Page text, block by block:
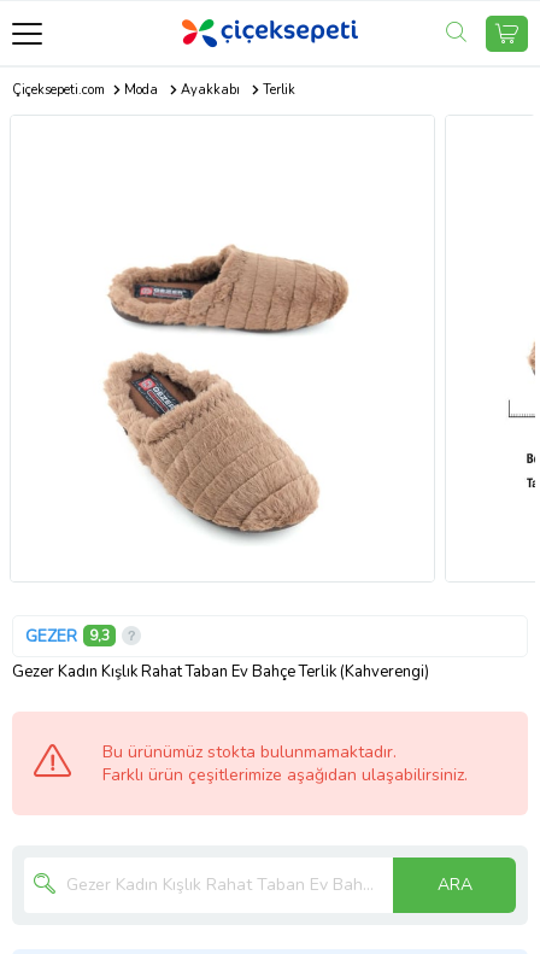
Çiçeksepeti.com Moda Ayakkabı Terlik
GEZER 9,3
Gezer Kadın Kışlık Rahat Taban Ev Bahçe Terlik (Kahverengi)
Bu ürünümüz stokta bulunmamaktadır.
Farklı ürün çeşitlerimize aşağıdan ulaşabilirsiniz.
ARA